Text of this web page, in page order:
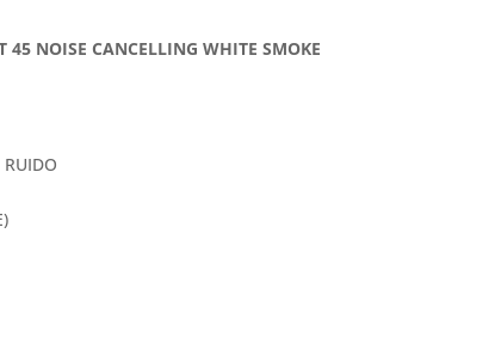
45 NOISE CANCELLING WHITE SMOKE
RUIDO